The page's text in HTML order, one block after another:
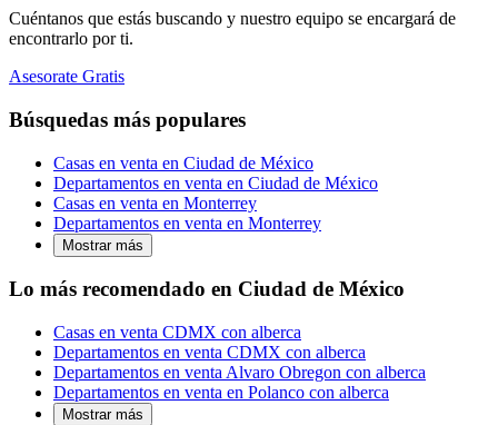
Cuéntanos que estás buscando y nuestro equipo se encargará de
encontrarlo por ti.
Asesorate Gratis
Búsquedas más populares
Casas en venta en Ciudad de México
Departamentos en venta en Ciudad de México
Casas en venta en Monterrey
Departamentos en venta en Monterrey
Mostrar más
Lo más recomendado en Ciudad de México
Casas en venta CDMX con alberca
Departamentos en venta CDMX con alberca
Departamentos en venta Alvaro Obregon con alberca
Departamentos en venta en Polanco con alberca
Mostrar más